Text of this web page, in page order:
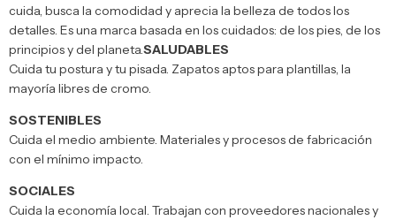
cuida, busca la comodidad y aprecia la belleza de todos los
detalles. Es una marca basada en los cuidados: de los pies, de los
principios y del planeta.SALUDABLES
Cuida tu postura y tu pisada. Zapatos aptos para plantillas, la
mayoría libres de cromo.
SOSTENIBLES
Cuida el medio ambiente. Materiales y procesos de fabricación
con el mínimo impacto.
SOCIALES
Cuida la economía local. Trabajan con proveedores nacionales y